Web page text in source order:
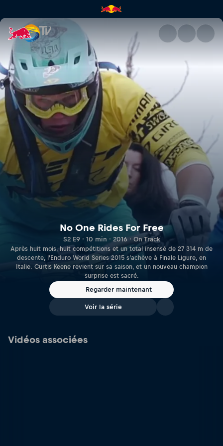
No One Rides For Free | Red
No One Rides For Free
S2 E9 · 10 min · 2016 · On Track
Après huit mois, huit compétitions et un total insensé de 27 314 m de
descente, l’Enduro World Series 2015 s’achève à Finale Ligure, en
Italie. Curtis Keene revient sur sa saison, et un nouveau champion
surprise est sacré.
Regarder maintenant
Voir la série
Vidéos associées